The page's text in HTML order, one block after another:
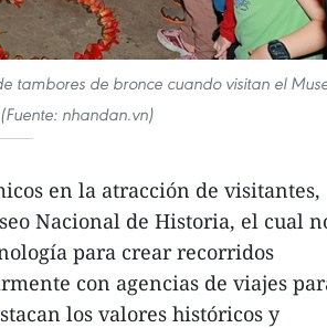
tambores de bronce cuando visitan el
nhandan.vn)
en la atracción de visitantes,
Nacional de Historia, el cual
para crear recorridos
con agencias de viajes
los valores históricos y